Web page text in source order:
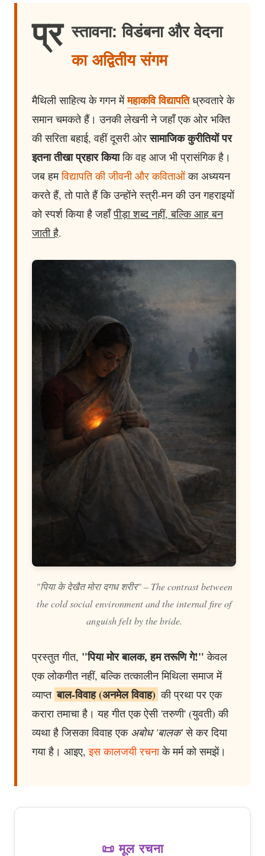
प्र स्तावना: विडंबना और वेदना
का अद्वितीय संगम
मैथिली साहित्य के गगन मेंमहाकवि विद्यापतिध्रुवतारे के
समान चमकते हैं। उनकी लेखनी ने जहाँ एक ओर भक्ति
की सरिता बहाई, वहीं दूसरी ओरसामाजिक कुरीतियों पर
इतना तीखा प्रहार कियाकि वह आज भी प्रासंगिक है।
जब हमविद्यापति की जीवनी और कविताओंका अध्ययन
करते हैं, तो पाते हैं कि उन्होंने स्त्री-मन की उन गहराइयों
को स्पर्श किया है जहाँपीड़ा शब्द नहीं, बल्कि आह बन
जाती है.
"पिया के देखैत मोरा दगध शरीर" – The contrast between
the cold social environment and the internal fire of
anguish felt by the bride.
प्रस्तुत गीत, "पिया मोर बालक, हम तरूणि गे!" केवल
एक लोकगीत नहीं, बल्कि तत्कालीन मिथिला समाज में
व्याप्त बाल-विवाह (अनमेल विवाह) की प्रथा पर एक
करारा तमाचा है। यह गीत एक ऐसी 'तरुणी' (युवती) की
व्यथा है जिसका विवाह एक अबोध 'बालक'से कर दिया
गया है। आइए,इस कालजयी रचनाके मर्म को समझें।
📜 मूल रचना